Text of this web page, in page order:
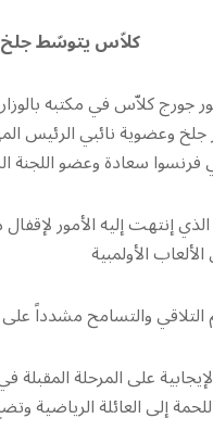
كلاّس يتوسّط جلخ
جورج كلاّس في مكتبه
بيار جلخ وعضوية نائبي
سعادة وعضو اللجنة
إنتهت إليه الأمور
الأولمبية
على المرحلة المقبلة
إلى العائلة الرياضية